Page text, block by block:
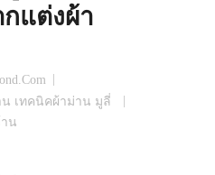
แต่งผ้า
เทคนิคผ้าม่าน มูลี่
น